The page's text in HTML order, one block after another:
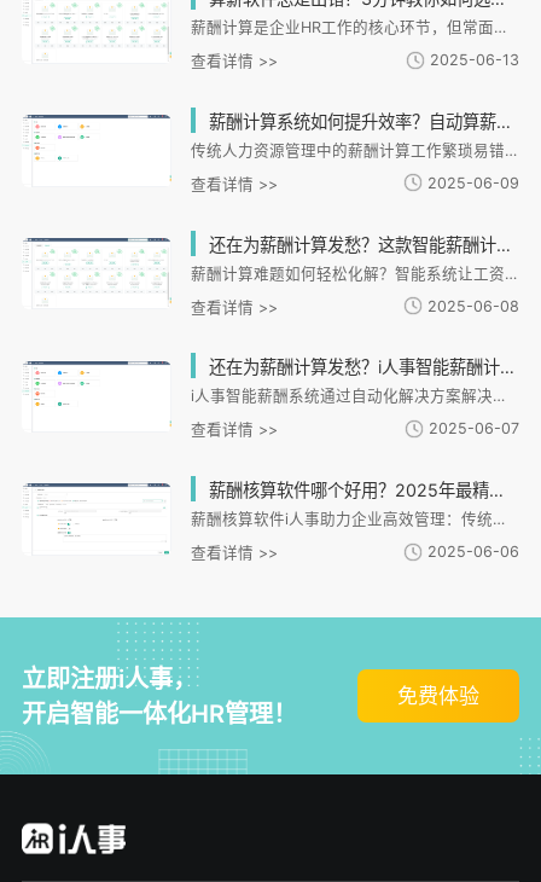
薪酬计算是企业HR工作的核心环节，但常面临加班费计算错误、个税申报偏差、社保基数更新不及时等问题。本文从核心功能、合规保障、用户体验三个维度，指导企业选择适合的薪酬系统。重点包括验证系统的智能公式配置能力、合规性保障（如政策自动更新）以及易用性（如Excel导入导出）。建议关注政策响应速度、计算透明度和售后服务等指标，选择能长期合作的薪酬系统伙伴，将薪酬计算从高风险环节转变为管理增效引擎。
查看详情 >>
2025-06-13
薪酬计算系统如何提升效率？自动算薪能否避免人工错误？
传统人力资源管理中的薪酬计算工作繁琐易错，尤其对连锁企业而言，跨区域薪资规则差异更增加了人工核算难度。i人事智能薪酬系统通过多薪资方案管理、数据自动对接和异常校验等功能，将薪酬计算效率提升80%以上，错误率接近归零。系统支持复杂场景适配，如综合工时计算、多数据源整合，并提供安全合规的银行级加密与电子签章服务。典型案例显示，连锁餐饮企业使用后不仅解决了跨区域核算难题，还能生成多维分析报表辅助决策。未来，薪酬系统将与业务场景深度结合，实现从基础核算到战略决策的全面提效。
查看详情 >>
2025-06-09
还在为薪酬计算发愁？这款智能薪酬计算软件3分钟搞定全员工资！
薪酬计算难题如何轻松化解？智能系统让工资核算效率翻倍i人事智能薪酬计算系统通过自动化算法和模块化设计，3分钟即可完成全员工资核算，解决传统人工操作效率低、政策更新难同步、合规风险不可控三大痛点。系统具备智能算法匹配、灵活薪酬模板配置和实时政策库更新功能，已帮助某连锁零售企业将工资发放周期从5天缩短至24小时内。作为覆盖薪酬管理全流程的智能平台，i人事支持多分支机构差异化规则，提供可视化报表和数据安全保障，助力企业实现高效透明的人力资源管理。。
查看详情 >>
2025-06-08
还在为薪酬计算发愁？i人事智能薪酬计算系统一键解决薪资核算难题！
i人事智能薪酬系统通过自动化解决方案解决企业薪资核算痛点，支持多套薪资方案适配不同行业需求，实现考勤、绩效等数据自动同步。系统提供智能核对预警功能，降低人工风险，并内置税务福利模块确保合规。全流程可视化分析助力人力成本管理，形成完整HR管理闭环，已服务超10万家企业。
查看详情 >>
2025-06-07
薪酬核算软件哪个好用？2025年最精准的薪酬计算系统推荐
薪酬核算软件i人事助力企业高效管理：传统手工核算存在效率低、合规风险高、数据联动差等痛点。i人事系统提供多场景薪资方案配置、数据自动同步、政策合规智能处理等功能，显著提升核算效率。案例显示，连锁企业核算周期从15天缩短至3天，制造业人力成本管控效率提升40%。系统采用银行级加密技术，支持跨平台整合，满足全球化企业需求，特别适合复杂用工场景，帮助企业实现降本增效。
查看详情 >>
2025-06-06
立即注册i人事，
开启智能一体化HR管理！
免费体验